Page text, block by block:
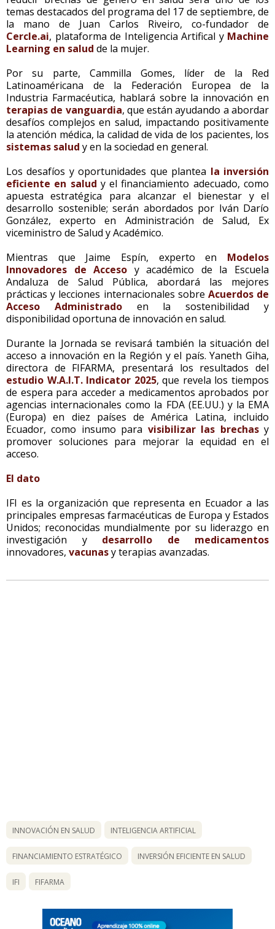
temas destacados del programa del 17 de septiembre, de
la mano de Juan Carlos Riveiro, co-fundador de
Cercle.ai, plataforma de Inteligencia Artifical y Machine
Learning en salud de la mujer.
Por su parte, Cammilla Gomes, líder de la Red
Latinoaméricana de la Federación Europea de la
Industria Farmacéutica, hablará sobre la innovación en
terapias de vanguardia, que están ayudando a abordar
desafíos complejos en salud, impactando positivamente
la atención médica, la calidad de vida de los pacientes, los
sistemas salud y en la sociedad en general.
Los desafíos y oportunidades que plantea la inversión
eficiente en salud y el financiamiento adecuado, como
apuesta estratégica para alcanzar el bienestar y el
desarrollo sostenible; serán abordados por Iván Darío
González, experto en Administración de Salud, Ex
viceministro de Salud y Académico.
Mientras que Jaime Espín, experto en Modelos
Innovadores de Acceso y académico de la Escuela
Andaluza de Salud Pública, abordará las mejores
prácticas y lecciones internacionales sobre Acuerdos de
Acceso Administradoen la sostenibilidad y
disponibilidad oportuna de innovación en salud.
Durante la Jornada se revisará también la situación del
acceso a innovación en la Región y el país. Yaneth Giha,
directora de FIFARMA, presentará los resultados del
estudio W.A.I.T. Indicator 2025, que revela los tiempos
de espera para acceder a medicamentos aprobados por
agencias internacionales como la FDA (EE.UU.) y la EMA
(Europa) en diez países de América Latina, incluido
Ecuador, como insumo para visibilizar las brechasy
promover soluciones para mejorar la equidad en el
acceso.
El dato
IFI es la organización que representa en Ecuador a las
principales empresas farmacéuticas de Europa y Estados
Unidos; reconocidas mundialmente por su liderazgo en
investigación y desarrollo de medicamentos
innovadores, vacunasy terapias avanzadas.
INNOVACIÓN EN SALUD INTELIGENCIA ARTIFICIAL
FINANCIAMIENTO ESTRATÉGICO INVERSIÓN EFICIENTE EN SALUD
IFI FIFARMA